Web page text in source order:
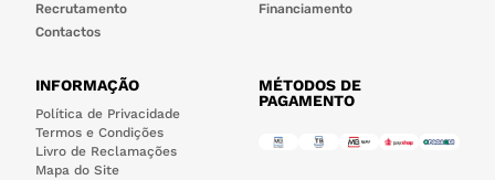
Recrutamento
Contactos
Financiamento
INFORMAÇÃO
Política de Privacidade
Termos e Condições
Livro de Reclamações
Mapa do Site
MÉTODOS DE
PAGAMENTO